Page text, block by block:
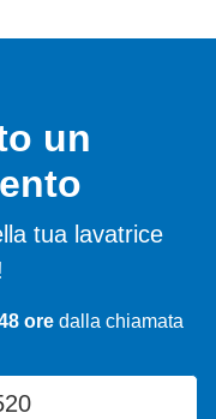
un
tua lavatrice
oredalla chiamata